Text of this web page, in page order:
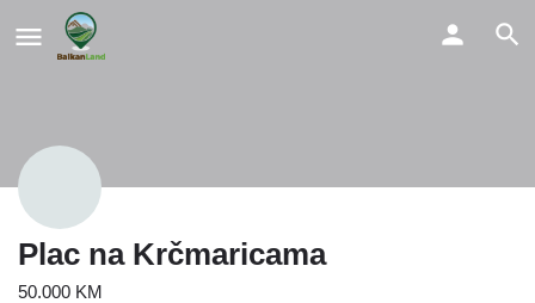
Plac na Krčmaricama
50.000 KM